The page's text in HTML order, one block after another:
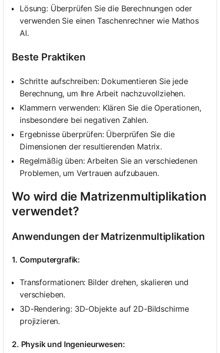
Lösung: Überprüfen Sie die Berechnungen oder
verwenden Sie einen Taschenrechner wie Mathos
AI.
Beste Praktiken
Schritte aufschreiben: Dokumentieren Sie jede
Berechnung, um Ihre Arbeit nachzuvollziehen.
Klammern verwenden: Klären Sie die Operationen,
insbesondere bei negativen Zahlen.
Ergebnisse überprüfen: Überprüfen Sie die
Dimensionen der resultierenden Matrix.
Regelmäßig üben: Arbeiten Sie an verschiedenen
Problemen, um Vertrauen aufzubauen.
Wo wird die Matrizenmultiplikation
verwendet?
Anwendungen der Matrizenmultiplikation
1. Computergrafik:
Transformationen: Bilder drehen, skalieren und
verschieben.
3D-Rendering: 3D-Objekte auf 2D-Bildschirme
projizieren.
2. Physik und Ingenieurwesen: